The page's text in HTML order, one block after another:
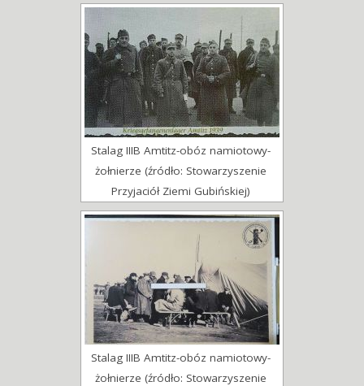
Stalag IIIB Amtitz-obóz namiotowy-
żołnierze (źródło: Stowarzyszenie
Przyjaciół Ziemi Gubińskiej)
Stalag IIIB Amtitz-obóz namiotowy-
żołnierze (źródło: Stowarzyszenie